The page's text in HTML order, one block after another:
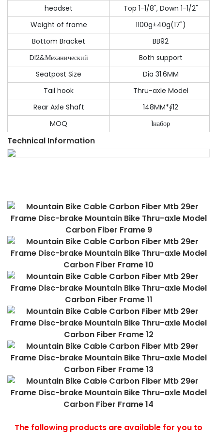
headset
Top 1-1/8", Down 1-1/2"
Weight of frame
1100g±40g(17")
Bottom Bracket
BB92
DI2&Механический
Both support
Seatpost Size
Dia 31.6MM
Tail hook
Thru-axle Model
Rear Axle Shaft
148MM*∮12
MOQ
1набор
Technical Information
The following products are available for you to